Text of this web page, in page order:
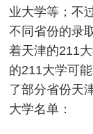
业大学等；不
不同省份的录
着天津的211
的211大学可
了部分省份天
大学名单：